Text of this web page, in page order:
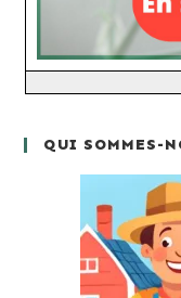
QUI SOMMES-